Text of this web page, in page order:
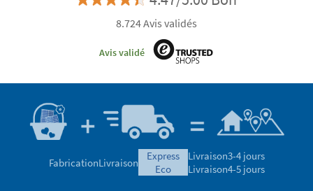
8.724 Avis validés
Avis validé
FabricationLivraison
express
eco
Livraison3-4 jours
Livraison4-5 jours